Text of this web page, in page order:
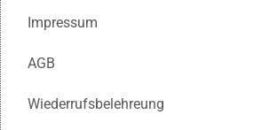
Impressum
AGB
Wiederrufsbelehreung